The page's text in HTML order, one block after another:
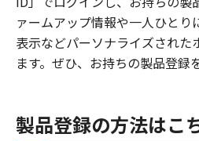
ァームアップ情報や一人ひとり
表示などパーソナライズされた
ます。ぜひ、お持ちの製品登録
製品登録の方法はこ